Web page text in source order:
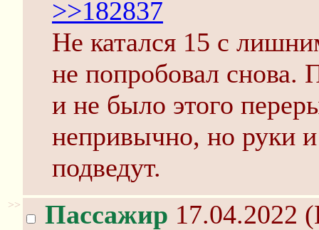
>>182837
Не катался 15 с
не попробовал снова.
и не было этого
непривычно, но руки
подведут.
>> Пассажир 17.04.2022